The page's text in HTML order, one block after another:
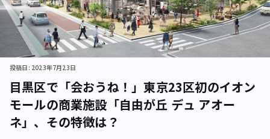
目黒区で「会おうね！」――東京23区初のイオン
モールの商業施設「自由が丘 デュ アオー
ネ」、その特徴は？
投稿日: 2023年7月23日